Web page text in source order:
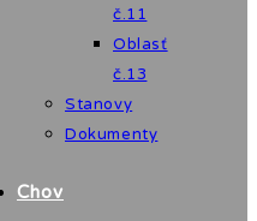
č.11
Oblasť
č.13
Stanovy
Dokumenty
Chov